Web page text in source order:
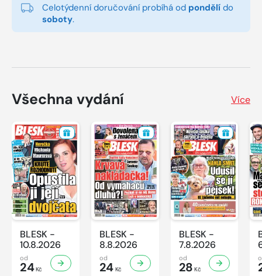
Celotýdenní doručování probíhá od pondělí do
soboty.
Všechna vydání Více
BLESK -
10.8.2026
od
24Kč
BLESK -
8.8.2026
od
24Kč
BLESK -
7.8.2026
od
28 Kč